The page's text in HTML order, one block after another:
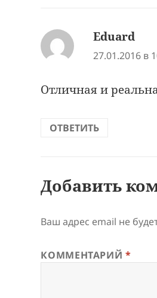
Eduard
27.01.2016 в
Отличная и
ОТВЕТИТЬ
Добавить
Ваш адрес email не
КОММЕНТАРИЙ*